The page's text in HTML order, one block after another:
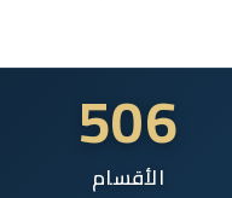
506
الأقسام